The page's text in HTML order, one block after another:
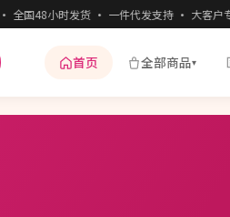
48小时发货 · 一件代发支持 · 大客户专属
首页 全部商品▾